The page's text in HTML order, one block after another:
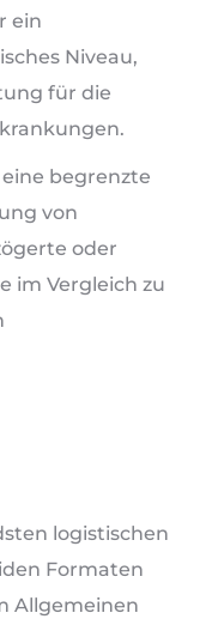
ein
Niveau,
für die
begrenzte
von
oder
im Vergleich zu
logistischen
Formaten
Allgemeinen